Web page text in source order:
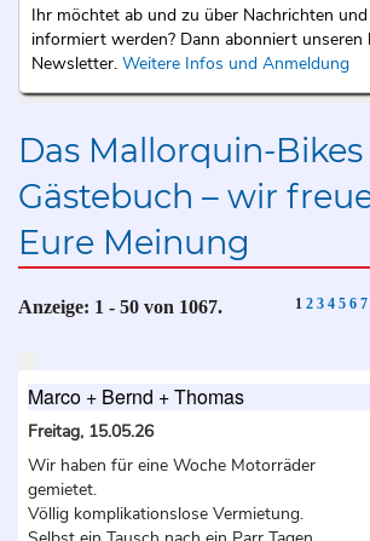
Ihr möchtet ab und zu über Nachrichten
informiert werden? Dann abonniert unseren
Newsletter. Weitere Infos und Anmeldung
Das Mallorquin-Bikes
Gästebuch – wir
Eure Meinung
Anzeige: 1 - 50 von 1067. 1 2 3 4 5 6 7
Marco + Bernd + Thomas
Freitag, 15.05.26
Wir haben für eine Woche Motorräder
gemietet.
Völlig komplikationslose Vermietung.